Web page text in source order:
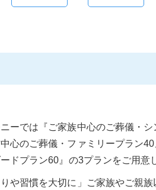
ーでは『ご家族中心のご葬儀・
心のご葬儀・ファミリープラン
ドプラン60』の3プランをご用意
りや習慣を大切に」ご家族やご親